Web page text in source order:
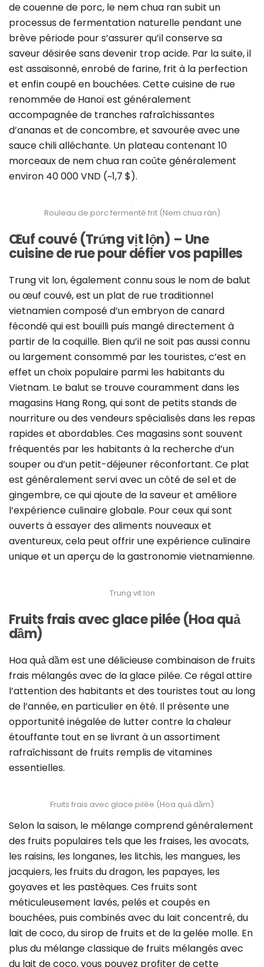
de couenne de porc, le nem chua ran subit un
processus de fermentation naturelle pendant une
brève période pour s’assurer qu’il conserve sa
saveur désirée sans devenir trop acide. Par la suite, il
est assaisonné, enrobé de farine, frit à la perfection
et enfin coupé en bouchées. Cette cuisine de rue
renommée de Hanoï est généralement
accompagnée de tranches rafraîchissantes
d’ananas et de concombre, et savourée avec une
sauce chili alléchante. Un plateau contenant 10
morceaux de nem chua ran coûte généralement
environ 40 000 VND (~1,7 $).
Rouleau de porc fermenté frit (Nem chua rán)
Œuf couvé (Trứng vịt lộn) – Une
cuisine de rue pour défier vos papilles
Trung vit lon, également connu sous le nom de balut
ou œuf couvé, est un plat de rue traditionnel
vietnamien composé d’un embryon de canard
fécondé qui est bouilli puis mangé directement à
partir de la coquille. Bien qu’il ne soit pas aussi connu
ou largement consommé par les touristes, c’est en
effet un choix populaire parmi les habitants du
Vietnam. Le balut se trouve couramment dans les
magasins Hang Rong, qui sont de petits stands de
nourriture ou des vendeurs spécialisés dans les repas
rapides et abordables. Ces magasins sont souvent
fréquentés par les habitants à la recherche d’un
souper ou d’un petit-déjeuner réconfortant. Ce plat
est généralement servi avec un côté de sel et de
gingembre, ce qui ajoute de la saveur et améliore
l’expérience culinaire globale. Pour ceux qui sont
ouverts à essayer des aliments nouveaux et
aventureux, cela peut offrir une expérience culinaire
unique et un aperçu de la gastronomie vietnamienne.
Trung vit lon
Fruits frais avec glace pilée (Hoa quả
dầm)
Hoa quả dầm est une délicieuse combinaison de fruits
frais mélangés avec de la glace pilée. Ce régal attire
l’attention des habitants et des touristes tout au long
de l’année, en particulier en été. Il présente une
opportunité inégalée de lutter contre la chaleur
étouffante tout en se livrant à un assortiment
rafraîchissant de fruits remplis de vitamines
essentielles.
Fruits frais avec glace pilée (Hoa quả dầm)
Selon la saison, le mélange comprend généralement
des fruits populaires tels que les fraises, les avocats,
les raisins, les longanes, les litchis, les mangues, les
jacquiers, les fruits du dragon, les papayes, les
goyaves et les pastèques. Ces fruits sont
méticuleusement lavés, pelés et coupés en
bouchées, puis combinés avec du lait concentré, du
lait de coco, du sirop de fruits et de la gelée molle. En
plus du mélange classique de fruits mélangés avec
du lait de coco, vous pouvez profiter de cette